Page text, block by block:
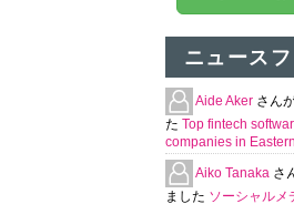
ニュース
Aide Aker さん
た Top fintech
companies in
Aiko Tanaka さ
ました ソーシャルメ